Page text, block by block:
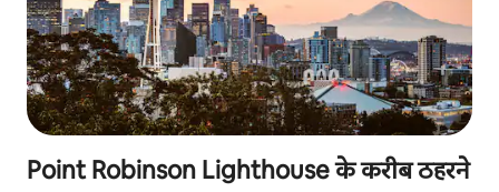
Point Robinson Lighthouse के करीब ठहरने